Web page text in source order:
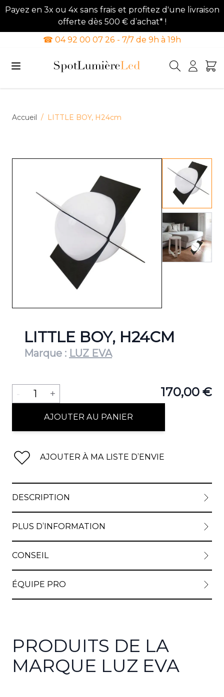
Payez en 3x ou 4x sans frais et profitez d'une livraison
offerte dès 500 € d’achat* !
☎ 04 92 00 07 26 - 7/7 de 9h à 19h
Accueil / LITTLE BOY, H24cm
View
View
LITTLE BOY, H24CM
Marque : LUZ EVA
170,00 €
Quantité
- 1 +
AJOUTER AU PANIER
AJOUTER À MA LISTE D’ENVIE
DESCRIPTION
PLUS D’INFORMATION
CONSEIL
ÉQUIPE PRO
PRODUITS DE LA
MARQUE LUZ EVA